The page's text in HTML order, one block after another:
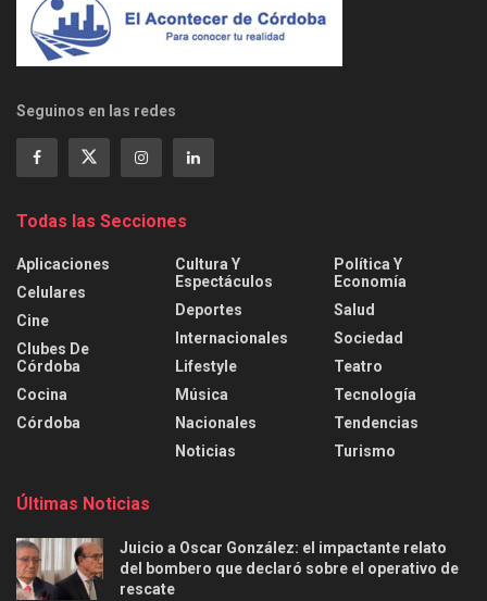
Seguinos en las redes
Todas las Secciones
Aplicaciones
Celulares
Cine
Clubes De
Córdoba
Cocina
Córdoba
Cultura Y
Espectáculos
Deportes
Internacionales
Lifestyle
Música
Nacionales
Noticias
Política Y
Economía
Salud
Sociedad
Teatro
Tecnología
Tendencias
Turismo
Últimas Noticias
Juicio a Oscar González: el impactante relato
del bombero que declaró sobre el operativo de
rescate